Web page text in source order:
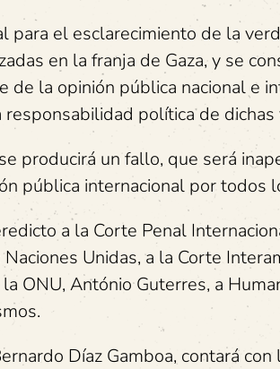
para el esclarecimiento de la
en la franja de Gaza, y se
la opinión pública nacional e
política de dichas
producirá un fallo, que será
pública internacional por todos
a la Corte Penal
Unidas, a la Corte
ONU, António Guterres, a
Díaz Gamboa, contará